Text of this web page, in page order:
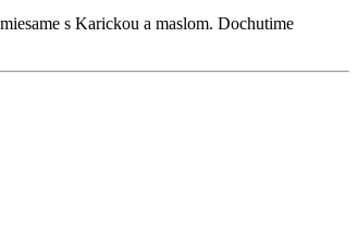
s Karickou a maslom. Dochutime